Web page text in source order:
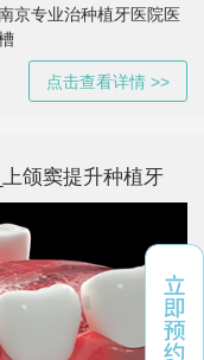
京专业治种植牙医院医
点击查看详情 >>
颌窦提升种植牙